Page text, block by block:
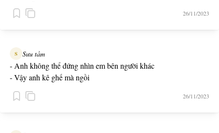
26/11/2023
S Sưu tầm
- Anh không thể đứng nhìn em bên người khác
- Vậy anh kê ghế mà ngồi
26/11/2023